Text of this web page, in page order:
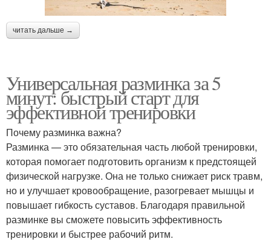
читать дальше →
Универсальная разминка за 5
минут: быстрый старт для
эффективной тренировки
Почему разминка важна?
Разминка — это обязательная часть любой тренировки,
которая помогает подготовить организм к предстоящей
физической нагрузке. Она не только снижает риск травм,
но и улучшает кровообращение, разогревает мышцы и
повышает гибкость суставов. Благодаря правильной
разминке вы сможете повысить эффективность
тренировки и быстрее рабочий ритм.